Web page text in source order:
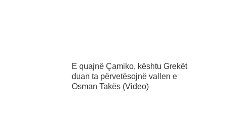
E quajnë Çamiko, kështu Grekët
dυan ta përvetësojnë vallen e
Osman Takës (Video)